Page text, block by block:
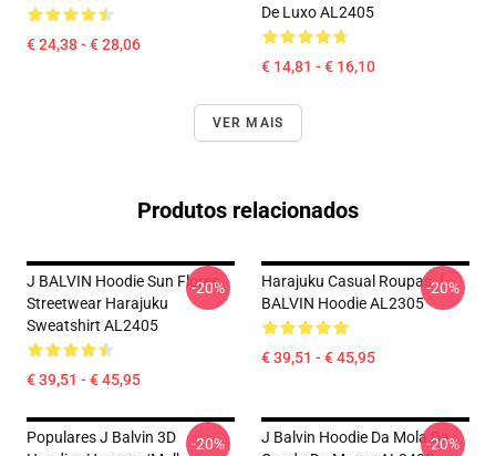
€ 24,38 - € 28,06
De Luxo AL2405
€ 14,81 - € 16,10
VER MAIS
Produtos relacionados
J BALVIN Hoodie Sun Flores
Streetwear Harajuku
Sweatshirt AL2405
€ 39,51 - € 45,95
-20%
Harajuku Casual Roupas J
BALVIN Hoodie AL2305
€ 39,51 - € 45,95
-20%
Populares J Balvin 3D
-20%
J Balvin Hoodie Da Mola Da
-20%